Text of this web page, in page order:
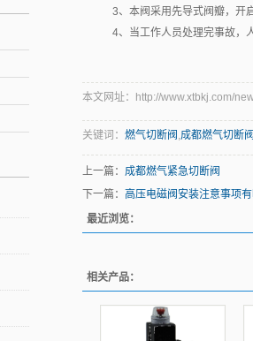
3、本阀采用先导式阀瓣，开启
4、当工作人员处理完事故，人
本文网址：http://www.xtbkj.com/
关键词： 燃气切断阀 ,成都燃气切断阀
上一篇： 成都燃气紧急切断阀
下一篇： 高压电磁阀安装注意事项有
最近浏览：
相关产品：